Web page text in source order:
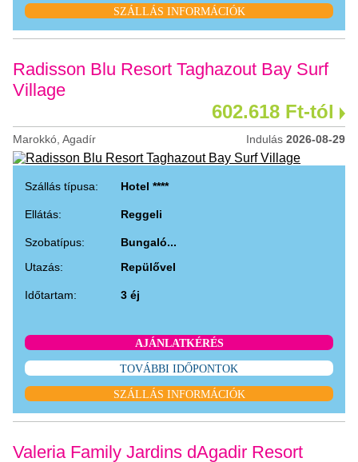
SZÁLLÁS INFORMÁCIÓK
Radisson Blu Resort Taghazout Bay Surf
Village
602.618 Ft-tól
Marokkó, Agadír Indulás 2026-08-29
Szállás típusa: Hotel ****
Ellátás: Reggeli
Szobatípus:
Bungaló...
Utazás:
Repülővel
Időtartam: 3 éj
AJÁNLATKÉRÉS
TOVÁBBI IDŐPONTOK
SZÁLLÁS INFORMÁCIÓK
Valeria Family Jardins dAgadir Resort